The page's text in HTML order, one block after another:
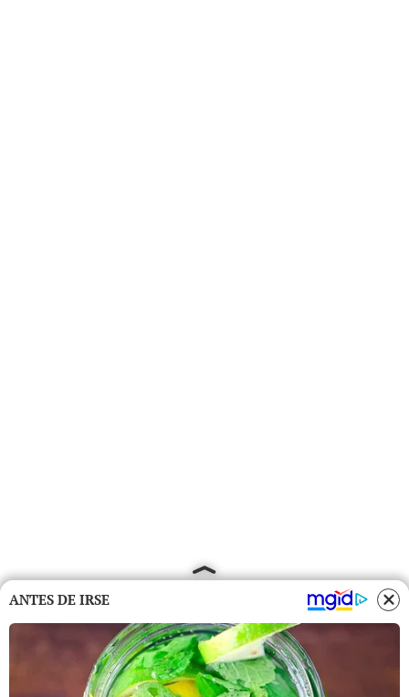
ANTES DE IRSE